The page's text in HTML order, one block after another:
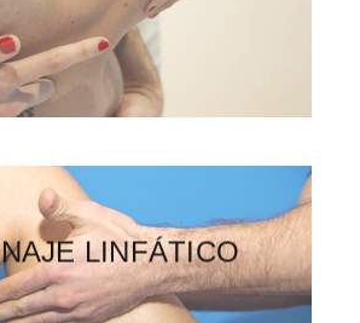
SECA
LINFÁTICO